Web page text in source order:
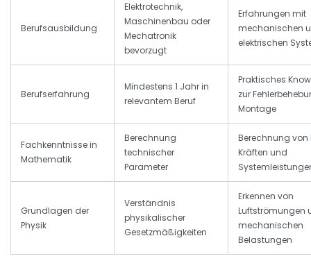
Berufsausbildung
Elektrotechnik,
Maschinenbau oder
Mechatronik
bevorzugt
Erfahrungen mit
mechanischen
elektrischen
Berufserfahrung
Mindestens 1 Jahr in
relevantem Beruf
Praktisches
zur
Montage
Fachkenntnisse in
Mathematik
Berechnung
technischer
Parameter
Berechnung von
Kräften und
Grundlagen der
Physik
Verständnis
physikalischer
Gesetzmäßigkeiten
Erkennen von
Luftströmungen
mechanischen
Belastungen